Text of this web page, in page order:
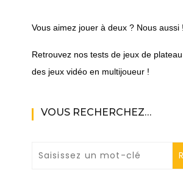
Vous aimez jouer à deux ? Nous aussi !
Retrouvez nos tests de jeux de
des jeux vidéo en multijoueur !
VOUS RECHERCHEZ…